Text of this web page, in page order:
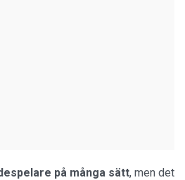
på många sätt, men det